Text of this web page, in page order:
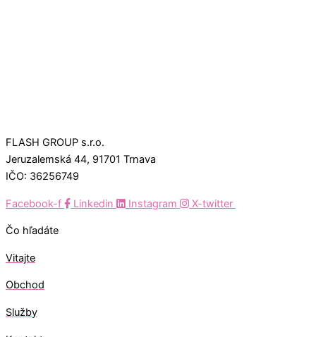
FLASH GROUP s.r.o.
Jeruzalemská 44, 91701 Trnava
IČO: 36256749
Facebook-f Linkedin Instagram X-twitter
Čo hľadáte
Vitajte
Obchod
Služby